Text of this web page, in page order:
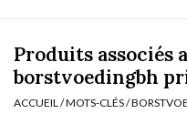
vêtements de nuit
Produits associés
borstvoedingbh
ACCUEIL /MOTS-CLÉS/